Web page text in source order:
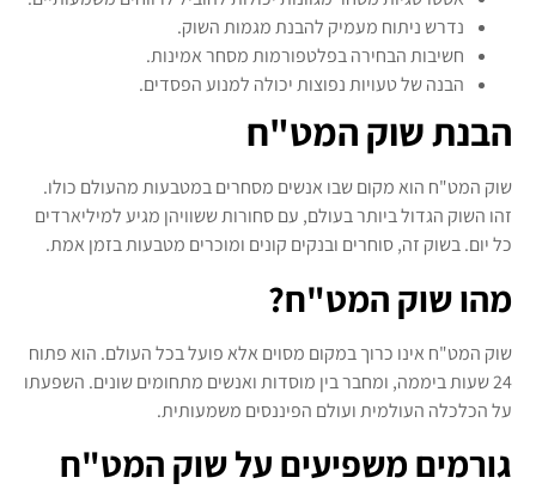
נדרש ניתוח מעמיק להבנת מגמות השוק.
חשיבות הבחירה בפלטפורמות מסחר אמינות.
הבנה של טעויות נפוצות יכולה למנוע הפסדים.
הבנת שוק המט"ח
שוק המט"ח הוא מקום שבו אנשים מסחרים במטבעות מהעולם כולו.
זהו השוק הגדול ביותר בעולם, עם סחורות ששוויהן מגיע למיליארדים
כל יום. בשוק זה, סוחרים ובנקים קונים ומוכרים מטבעות בזמן אמת.
מהו שוק המט"ח?
שוק המט"ח אינו כרוך במקום מסוים אלא פועל בכל העולם. הוא פתוח
24 שעות ביממה, ומחבר בין מוסדות ואנשים מתחומים שונים. השפעתו
על הכלכלה העולמית ועולם הפיננסים משמעותית.
גורמים משפיעים על שוק המט"ח